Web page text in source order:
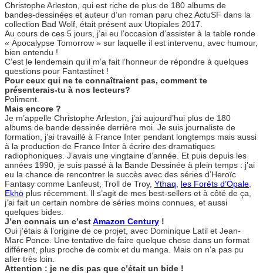
Christophe Arleston, qui est riche de plus de 180 albums de
bandes-dessinées et auteur d’un roman paru chez ActuSF dans la
collection Bad Wolf, était présent aux Utopiales 2017.
Au cours de ces 5 jours, j’ai eu l’occasion d’assister à la table ronde
« Apocalypse Tomorrow » sur laquelle il est intervenu, avec humour,
bien entendu !
C’est le lendemain qu’il m’a fait l’honneur de répondre à quelques
questions pour Fantastinet !
Pour ceux qui ne te connaîtraient pas, comment te
présenterais-tu à nos lecteurs?
Poliment.
Mais encore ?
Je m’appelle Christophe Arleston, j’ai aujourd’hui plus de 180
albums de bande dessinée derrière moi. Je suis journaliste de
formation, j’ai travaillé à France Inter pendant longtemps mais aussi
à la production de France Inter à écrire des dramatiques
radiophoniques. J’avais une vingtaine d’année. Et puis depuis les
années 1990, je suis passé à la Bande Dessinée à plein temps : j’ai
eu la chance de rencontrer le succès avec des séries d’Heroïc
Fantasy comme Lanfeust, Troll de Troy, Ythaq, les Forêts d’Opale,
Ekhö plus récemment. Il s’agit de mes best-sellers et à côté de ça,
j’ai fait un certain nombre de séries moins connues, et aussi
quelques bides.
J’en connais un c’estAmazon Century !
Oui j’étais à l’origine de ce projet, avec Dominique Latil et Jean-
Marc Ponce. Une tentative de faire quelque chose dans un format
différent, plus proche de comix et du manga. Mais on n’a pas pu
aller très loin.
Attention : je ne dis pas que c’était un bide !